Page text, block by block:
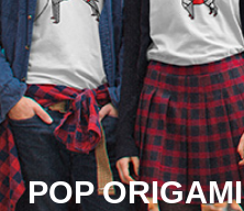
POP ORIGAMI